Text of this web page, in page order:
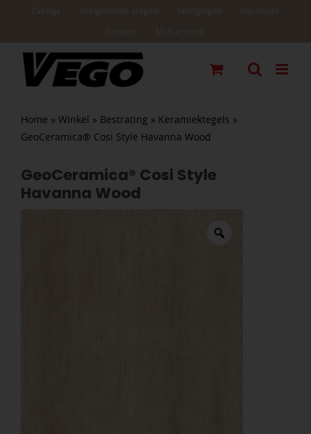
Home » Winkel » Bestrating » Keramiektegels »
GeoCeramica® Cosi Style Havanna Wood
GeoCeramica® Cosi Style
Havanna Wood